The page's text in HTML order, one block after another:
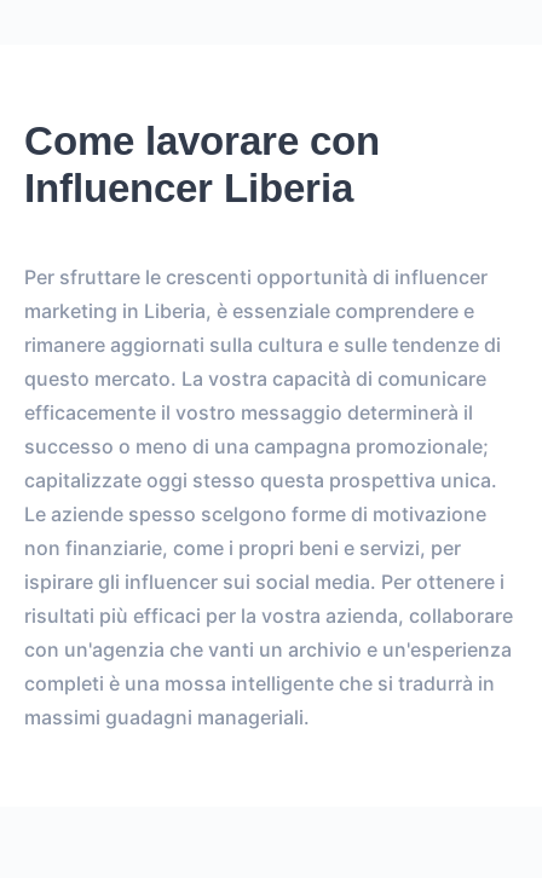
Come lavorare con
Influencer Liberia
Per sfruttare le crescenti opportunità di influencer
marketing in Liberia, è essenziale comprendere e
rimanere aggiornati sulla cultura e sulle tendenze di
questo mercato. La vostra capacità di comunicare
efficacemente il vostro messaggio determinerà il
successo o meno di una campagna promozionale;
capitalizzate oggi stesso questa prospettiva unica.
Le aziende spesso scelgono forme di motivazione
non finanziarie, come i propri beni e servizi, per
ispirare gli influencer sui social media. Per ottenere i
risultati più efficaci per la vostra azienda, collaborare
con un'agenzia che vanti un archivio e un'esperienza
completi è una mossa intelligente che si tradurrà in
massimi guadagni manageriali.